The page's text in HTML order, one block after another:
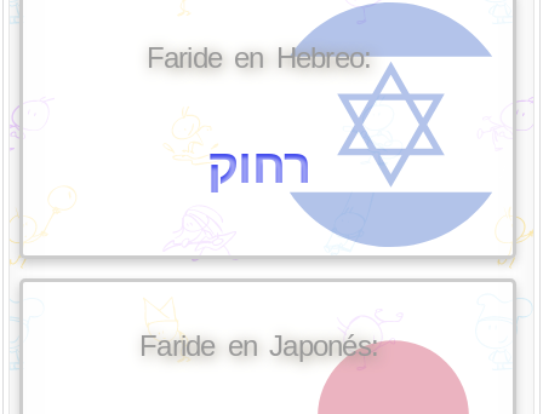
Faride en Hebreo:
רחוק
Faride en Japonés: